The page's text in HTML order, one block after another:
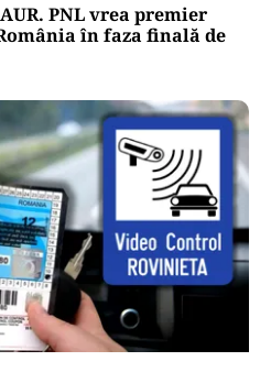
PNL vrea premier
în faza finală de